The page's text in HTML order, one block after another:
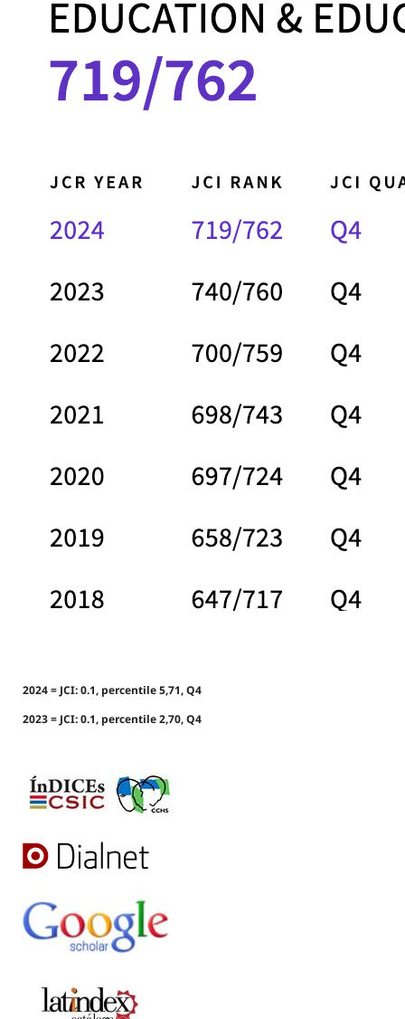
2024 = JCI: 0.1, percentile 5,71, Q4
2023 = JCI: 0.1, percentile 2,70, Q4